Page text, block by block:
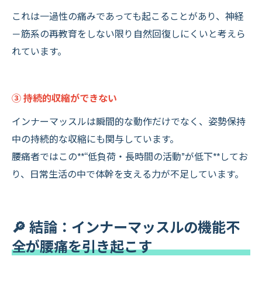
これは一過性の痛みであっても起こることがあり、神経
－筋系の再教育をしない限り自然回復しにくいと考えら
れています。
③ 持続的収縮ができない
インナーマッスルは瞬間的な動作だけでなく、姿勢保持
中の持続的な収縮にも関与しています。
腰痛者ではこの**“低負荷・長時間の活動”が低下**してお
り、日常生活の中で体幹を支える力が不足しています。
🔎 結論：インナーマッスルの機能不
全が腰痛を引き起こす